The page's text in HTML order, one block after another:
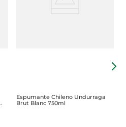
Espumante Chileno Undurraga
Brut Blanc 750ml